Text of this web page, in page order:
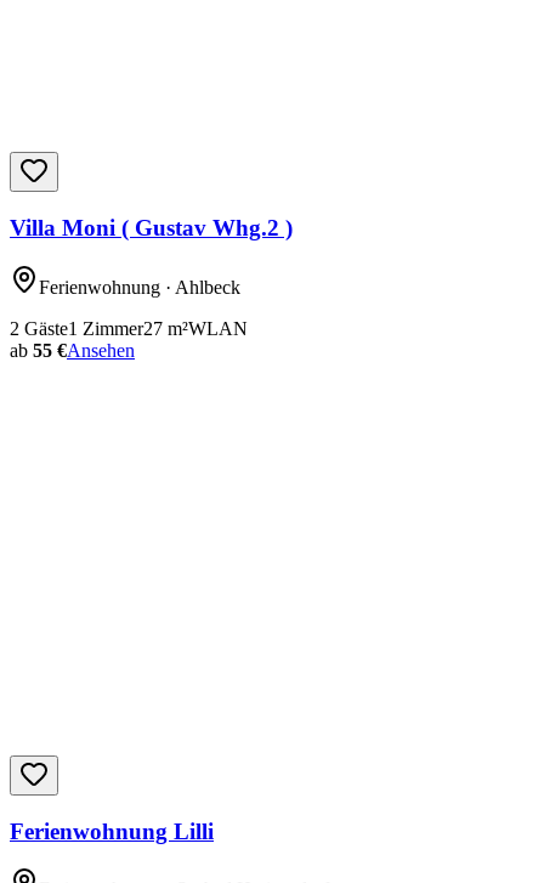
Villa Moni ( Gustav Whg.2 )
Ferienwohnung · Ahlbeck
2 Gäste1 Zimmer27 m²WLAN
ab 55 €Ansehen
Ferienwohnung Lilli